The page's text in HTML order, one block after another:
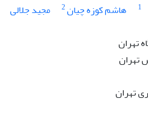
1 هاشم کوزه چیان2
مجید جلالی
تهران
تهران
تهران